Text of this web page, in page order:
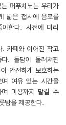
퍼푸치노는 우리가
넓은 접시에 음료를
한다. 사전에 미리
. 카페와 이어진 작고
. 돌담이 둘러쳐진
안전하게 보호하는
여유 있는 시간을
며 미용까지 맡길 수
밤을 제공한다.